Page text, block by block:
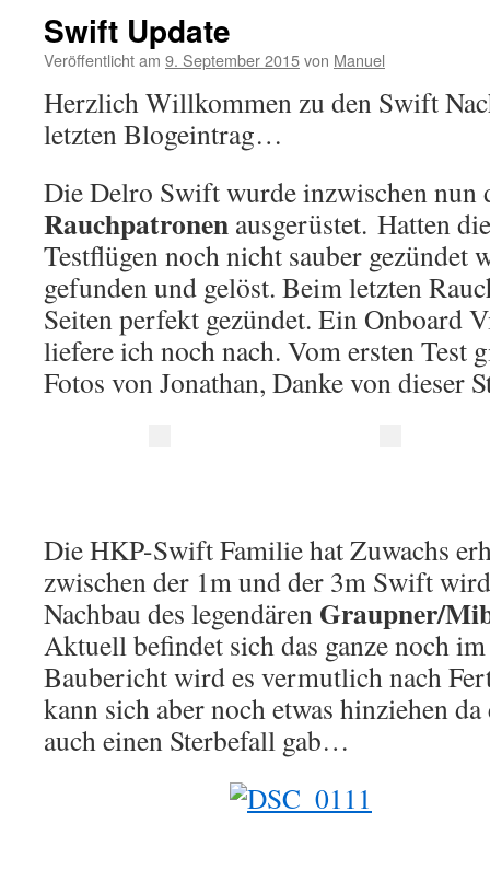
Swift Update
Veröffentlicht am 9. September 2015von Manuel
Herzlich Willkommen zu den Swift
letzten Blogeintrag…
Die Delro Swift wurde inzwischen nun
Rauchpatronen ausgerüstet. Hatten
Testflügen noch nicht sauber gezündet
gefunden und gelöst. Beim letzten
Seiten perfekt gezündet. Ein Onboard
liefere ich noch nach. Vom ersten Test
Fotos von Jonathan, Danke von dieser
Die HKP-Swift Familie hat Zuwachs
zwischen der 1m und der 3m Swift
Nachbau des legendären Graupner/
Aktuell befindet sich das ganze noch
Baubericht wird es vermutlich nach
kann sich aber noch etwas hinziehen da
auch einen Sterbefall gab…